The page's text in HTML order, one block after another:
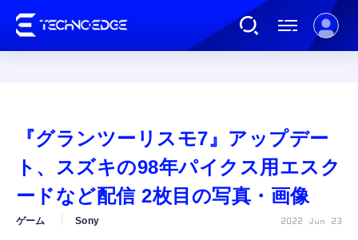
AI
ガジェット
『グランツーリスモ7』アップデー
ト、スズキの98年パイクス用エスク
ードなど配信 2枚目の写真・画像
ゲーム Sony 2022 Jun 23